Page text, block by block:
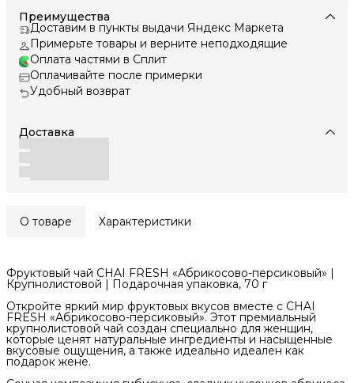
Преимущества
Доставим в пункты выдачи Яндекс Маркета
Примерьте товары и верните неподходящие
Оплата частями в Сплит
Оплачивайте после примерки
Удобный возврат
Доставка
О товаре Характеристики
Фруктовый чай CHAI FRESH «Абрикосово-персиковый» |
Крупнолистовой | Подарочная упаковка, 70 г
Откройте яркий мир фруктовых вкусов вместе с CHAI
FRESH «Абрикосово-персиковый». Этот премиальный
крупнолистовой чай создан специально для женщин,
которые ценят натуральные ингредиенты и насыщенные
вкусовые ощущения, а также идеально идеален как
подарок жене.